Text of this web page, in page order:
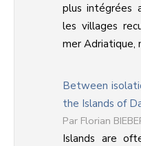
plus intégrées
les villages
mer Adriatique,
Between
the Islands of
Florian
Islands are